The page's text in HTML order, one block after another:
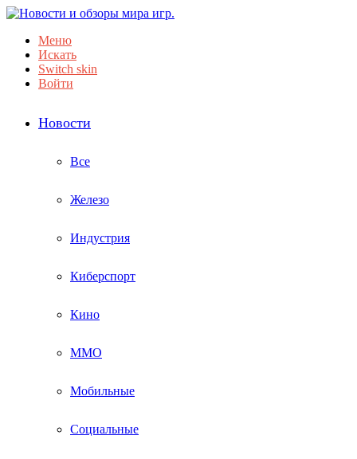
Меню
Искать
Switch skin
Войти
Новости
Все
Железо
Индустрия
Киберспорт
Кино
ММО
Мобильные
Социальные